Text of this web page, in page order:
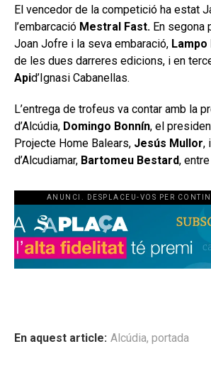
El vencedor de la competició ha estat
l’embarcació Mestral Fast. En segona
Joan Jofre i la seva embaració, Lampo
de les dues darreres edicions, i en
Apid’Ignasi Cabanellas.
L’entrega de trofeus va contar amb la
d’Alcúdia, Domingo Bonnín, el
Projecte Home Balears, Jesús Mullor,
d’Alcudiamar, Bartomeu Bestard,
ANUNCI. DESPLACEU-VOS PER
En aquest article: Alcúdia, portada